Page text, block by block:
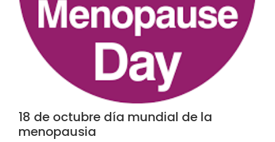
18 de octubre día mundial de la
menopausia